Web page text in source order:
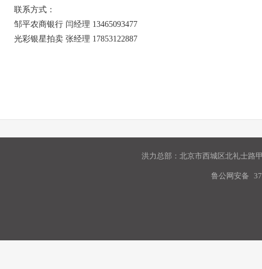
联系方式：
邹平农商银行 闫经理 13465093477
光彩银星拍卖 张经理 17853122887
洪力总部：北京市西城区北礼士路
鲁公网安备